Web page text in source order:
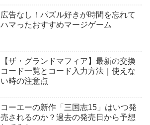
広告なし！パズル好きが時間を忘れて
ハマったおすすめマージゲーム
【ザ・グランドマフィア】最新の交換
コード一覧とコード入力方法｜使えな
い時の注意点
コーエーの新作「三国志15」はいつ発
売されるのか？過去の発売日から予想